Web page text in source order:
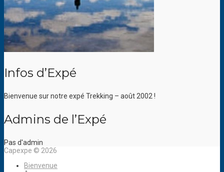
Infos d’Expé
Bienvenue sur notre expé Trekking – août 2002 !
Admins de l’Expé
Pas d'admin
Capexpe © 2026
Bienvenue